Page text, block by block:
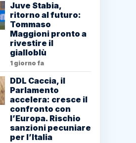
Juve Stabia,
ritorno al futuro:
Tommaso
Maggioni pronto a
rivestire il
gialloblù
1 giorno fa
DDL Caccia, il
Parlamento
accelera: cresce il
confronto con
l’Europa. Rischio
sanzioni pecuniare
per l’Italia